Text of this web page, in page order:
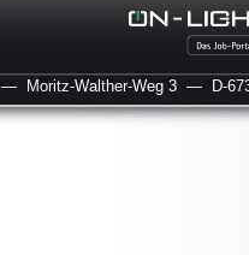
— Moritz-Walther-Weg 3 — D-